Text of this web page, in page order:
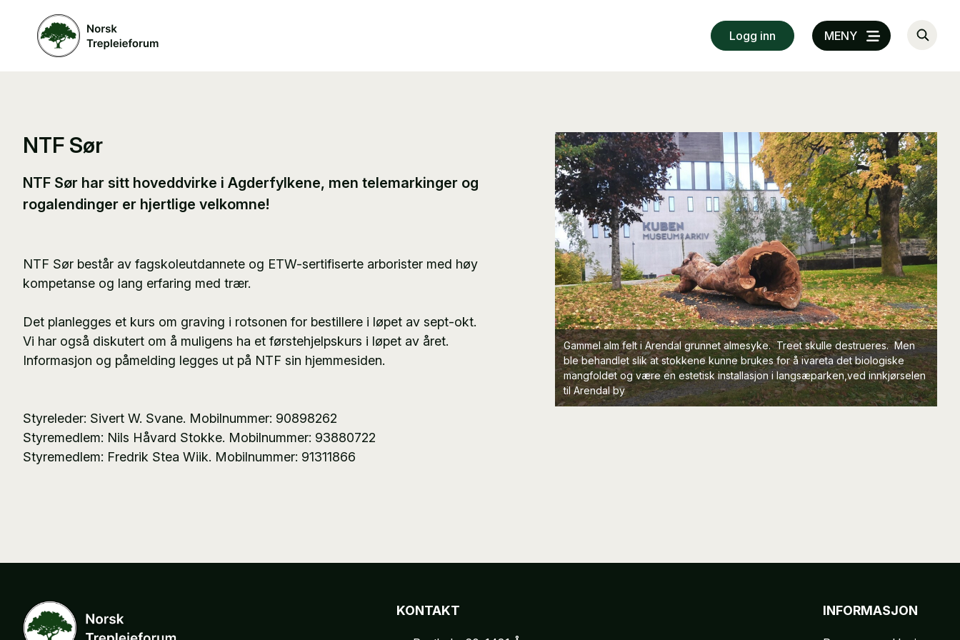
Logg inn MENY
NTF Sør
NTF Sør har sitt hoveddvirke i Agderfylkene, men telemarkinger og
rogalendinger er hjertlige velkomne!
NTF Sør består av fagskoleutdannete og ETW-sertifiserte arborister med høy
kompetanse og lang erfaring med trær.
Det planlegges et kurs om graving i rotsonen for bestillere i løpet av sept-okt.
Vi har også diskutert om å muligens ha et førstehjelpskurs i løpet av året.
Informasjon og påmelding legges ut på NTF sin hjemmesiden.
Styreleder: Sivert W. Svane. Mobilnummer: 90898262
Styremedlem: Nils Håvard Stokke. Mobilnummer: 93880722
Styremedlem: Fredrik Stea Wiik. Mobilnummer: 91311866
Gammel alm felt i Arendal grunnet almesyke. Treet skulle destrueres. Men
ble behandlet slik at stokkene kunne brukes for å ivareta det biologiske
mangfoldet og være en estetisk installasjon i langsæparken,ved innkjørselen
til Arendal by
KONTAKT INFORMASJON